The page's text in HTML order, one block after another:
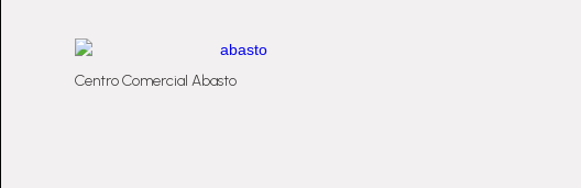
Centro Comercial Abasto